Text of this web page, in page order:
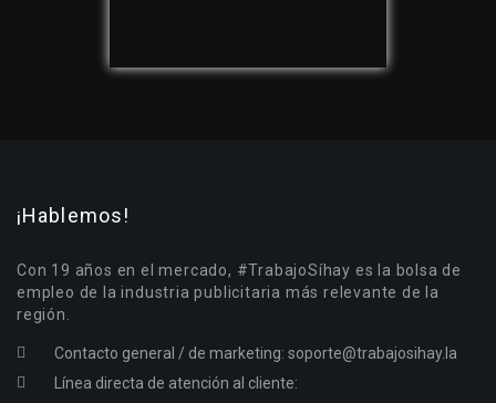
¡Hablemos!
Con 19 años en el mercado, #TrabajoSíhay es la bolsa de
empleo de la industria publicitaria más relevante de la
región.
Contacto general / de marketing: soporte@trabajosihay.la
Línea directa de atención al cliente: